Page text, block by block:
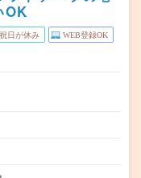
OK
日が休み WEB登録OK